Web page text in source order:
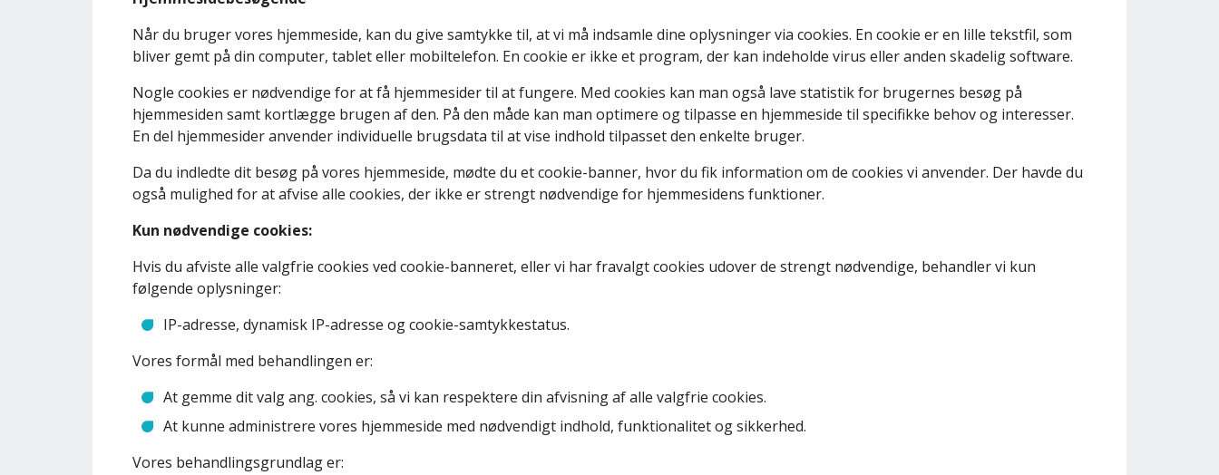
Når du bruger vores hjemmeside, kan du give samtykke til, at vi må indsamle dine oplysninger via cookies. En cookie er en lille tekstfil, som
bliver gemt på din computer, tablet eller mobiltelefon. En cookie er ikke et program, der kan indeholde virus eller anden skadelig software.
Nogle cookies er nødvendige for at få hjemmesider til at fungere. Med cookies kan man også lave statistik for brugernes besøg på
hjemmesiden samt kortlægge brugen af den. På den måde kan man optimere og tilpasse en hjemmeside til specifikke behov og interesser.
En del hjemmesider anvender individuelle brugsdata til at vise indhold tilpasset den enkelte bruger.
Da du indledte dit besøg på vores hjemmeside, mødte du et cookie-banner, hvor du fik information om de cookies vi anvender. Der havde du
også mulighed for at afvise alle cookies, der ikke er strengt nødvendige for hjemmesidens funktioner.
Kun nødvendige cookies:
Hvis du afviste alle valgfrie cookies ved cookie-banneret, eller vi har fravalgt cookies udover de strengt nødvendige, behandler vi kun
følgende oplysninger:
IP-adresse, dynamisk IP-adresse og cookie-samtykkestatus.
Vores formål med behandlingen er:
At gemme dit valg ang. cookies, så vi kan respektere din afvisning af alle valgfrie cookies.
At kunne administrere vores hjemmeside med nødvendigt indhold, funktionalitet og sikkerhed.
Vores behandlingsgrundlag er: